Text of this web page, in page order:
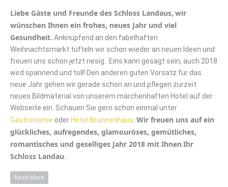
Liebe Gäste und Freunde des Schloss Landaus, wir
wünschen Ihnen ein frohes, neues Jahr und viel
Gesundheit. Anknüpfend an den fabelhaften
Weihnachtsmarkt tüfteln wir schon wieder an neuen Ideen und
freuen uns schon jetzt riesig. Eins kann gesagt sein, auch 2018
wird spannend und toll! Den anderen guten Vorsatz für das
neue Jahr gehen wir gerade schon an und pflegen zurzeit
neues Bildmaterial von unserem märchenhaften Hotel auf der
Webseite ein. Schauen Sie gern schon einmal unter
Gastronomie oder Hotel Brunnenhaus Wir freuen uns auf ein
glückliches, aufregendes, glamouröses, gemütliches,
romantisches und geselliges Jahr 2018 mit Ihnen Ihr
Schloss Landau
Read More